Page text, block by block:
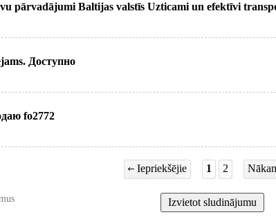
pārvadājumi Baltijas valstīs Uzticami un efektīvi
Доступно
fo2772
Iepriekšējie 1 2